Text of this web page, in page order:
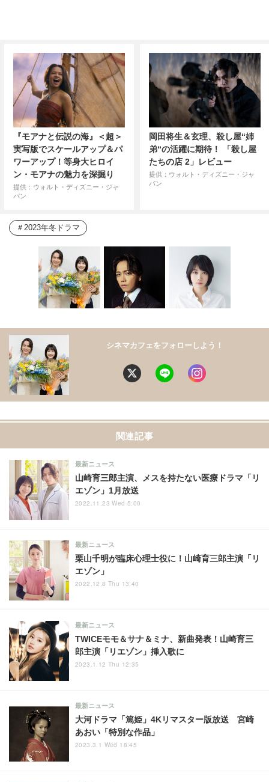
『モアナと伝説の海』＜超＞
実写版でスケールアップ＆パ
ワーアップ！等身大ヒロイ
ン・モアナの魅力を深掘り
提供：ウォルト・ディズニー・ジャ
パン
岡田将生＆玄理、殺し屋“姉
弟“の活躍に期待！ 「殺し屋
たちの店 2」レビュー
提供：ウォルト・ディズニー・ジャ
パン
2023年冬ドラマ
シネマカフェをフォローしよう！
関連記事
山崎育三郎主演、メスを持たない医療ドラマ「リ
エゾン」1月放送
最新ニュース
2022.11.23 Wed 5:00
栗山千明が臨床心理士役に！山崎育三郎主演「リ
エゾン」
最新ニュース
2022.12.8 Thu 13:40
TWICEモモ＆サナ＆ミナ、新曲発表！山崎育三
郎主演「リエゾン」挿入歌に
最新ニュース
2023.1.12 Thu 12:35
大河ドラマ「篤姫」4Kリマスター版放送 宮崎
あおい「特別な作品」
最新ニュース
2023.3.1 Wed 18:45